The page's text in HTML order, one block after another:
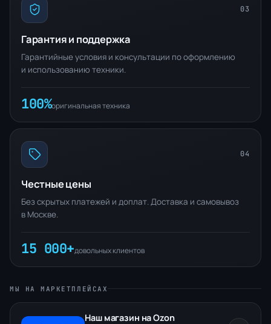
03
Гарантия и поддержка
Гарантийные условия и консультации по оформлению
и использованию техники.
100%оригинальная техника
04
Честные цены
Без скрытых платежей и доплат. Доставка и самовывоз
в Москве.
15 000+довольных клиентов
МЫ НА МАРКЕТПЛЕЙСАХ
Наш магазин на Ozon